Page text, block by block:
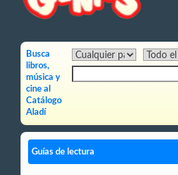
Busca
libros,
música y
cine al
Catálogo
Aladí
Guías de lectura